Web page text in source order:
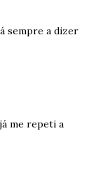
sempre a dizer
me repeti a